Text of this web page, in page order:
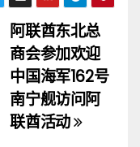
阿联酋东北总
商会参加欢迎
中国海军162号
南宁舰访问阿
联酋活动